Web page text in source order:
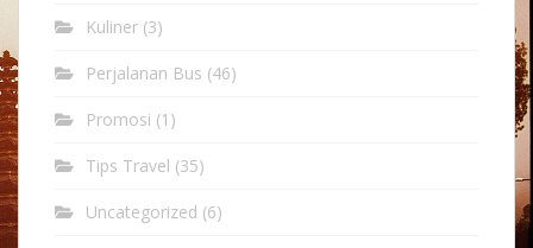
Kuliner (3)
Perjalanan Bus (46)
Promosi (1)
Tips Travel (35)
Uncategorized (6)